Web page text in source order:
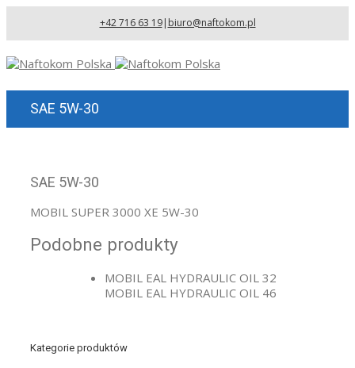
+42 716 63 19| biuro@naftokom.pl
SAE 5W-30
SAE 5W-30
MOBIL SUPER 3000 XE 5W-30
Podobne produkty
MOBIL EAL HYDRAULIC OIL 32
MOBIL EAL HYDRAULIC OIL 46
Kategorie produktów